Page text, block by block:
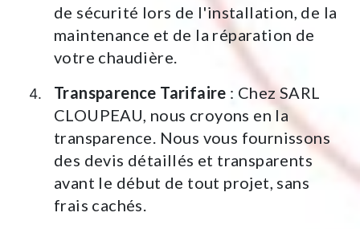
de sécurité lors de l'installation, de la
maintenance et de la réparation de
votre chaudière.
Transparence Tarifaire : Chez SARL
CLOUPEAU, nous croyons en la
transparence. Nous vous fournissons
des devis détaillés et transparents
avant le début de tout projet, sans
frais cachés.